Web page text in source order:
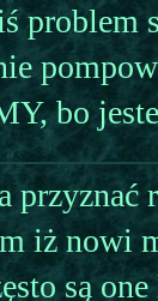
problem
bo
przyznać
iż nowi
są